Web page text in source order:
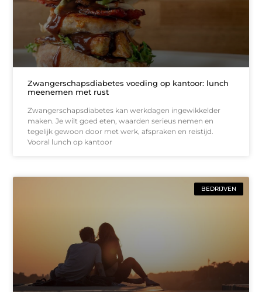
Zwangerschapsdiabetes voeding op kantoor: lunch
meenemen met rust
Zwangerschapsdiabetes kan werkdagen ingewikkelder
maken. Je wilt goed eten, waarden serieus nemen en
tegelijk gewoon door met werk, afspraken en reistijd.
Vooral lunch op kantoor
BEDRIJVEN